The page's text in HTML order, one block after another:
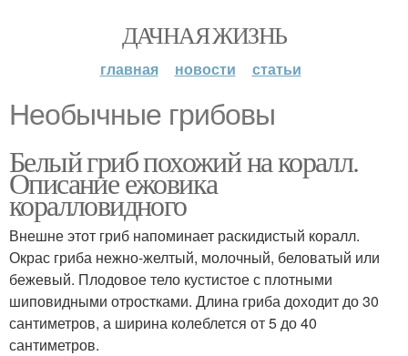
ДАЧНАЯ ЖИЗНЬ
главная новости статьи
Необычные грибовы
Белый гриб похожий на коралл.
Описание ежовика
коралловидного
Внешне этот гриб напоминает раскидистый коралл.
Окрас гриба нежно-желтый, молочный, беловатый или
бежевый. Плодовое тело кустистое с плотными
шиповидными отростками. Длина гриба доходит до 30
сантиметров, а ширина колеблется от 5 до 40
сантиметров.